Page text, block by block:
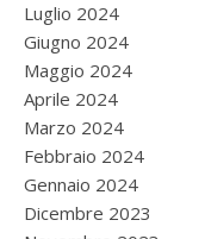
Luglio 2024
Giugno 2024
Maggio 2024
Aprile 2024
Marzo 2024
Febbraio 2024
Gennaio 2024
Dicembre 2023